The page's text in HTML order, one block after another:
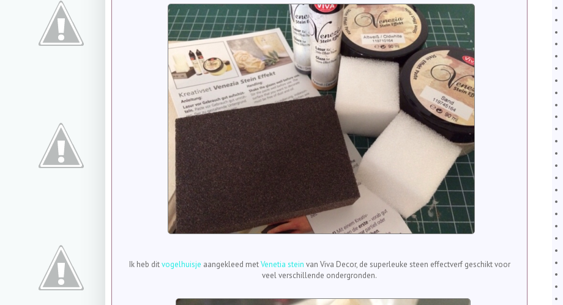
Ik heb ditvogelhuisje aangekleed metVenetia stein van Viva Decor, de superleuke steen effectverf geschikt voor
veel verschillende ondergronden.